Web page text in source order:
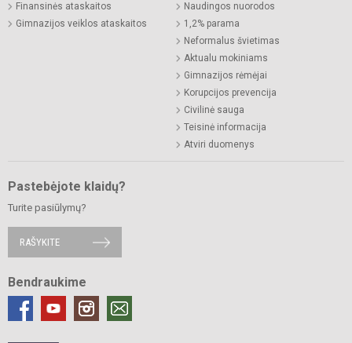
Finansinės ataskaitos
Gimnazijos veiklos ataskaitos
Naudingos nuorodos
1,2% parama
Neformalus švietimas
Aktualu mokiniams
Gimnazijos rėmėjai
Korupcijos prevencija
Civilinė sauga
Teisinė informacija
Atviri duomenys
Pastebėjote klaidų?
Turite pasiūlymų?
RAŠYKITE
Bendraukime